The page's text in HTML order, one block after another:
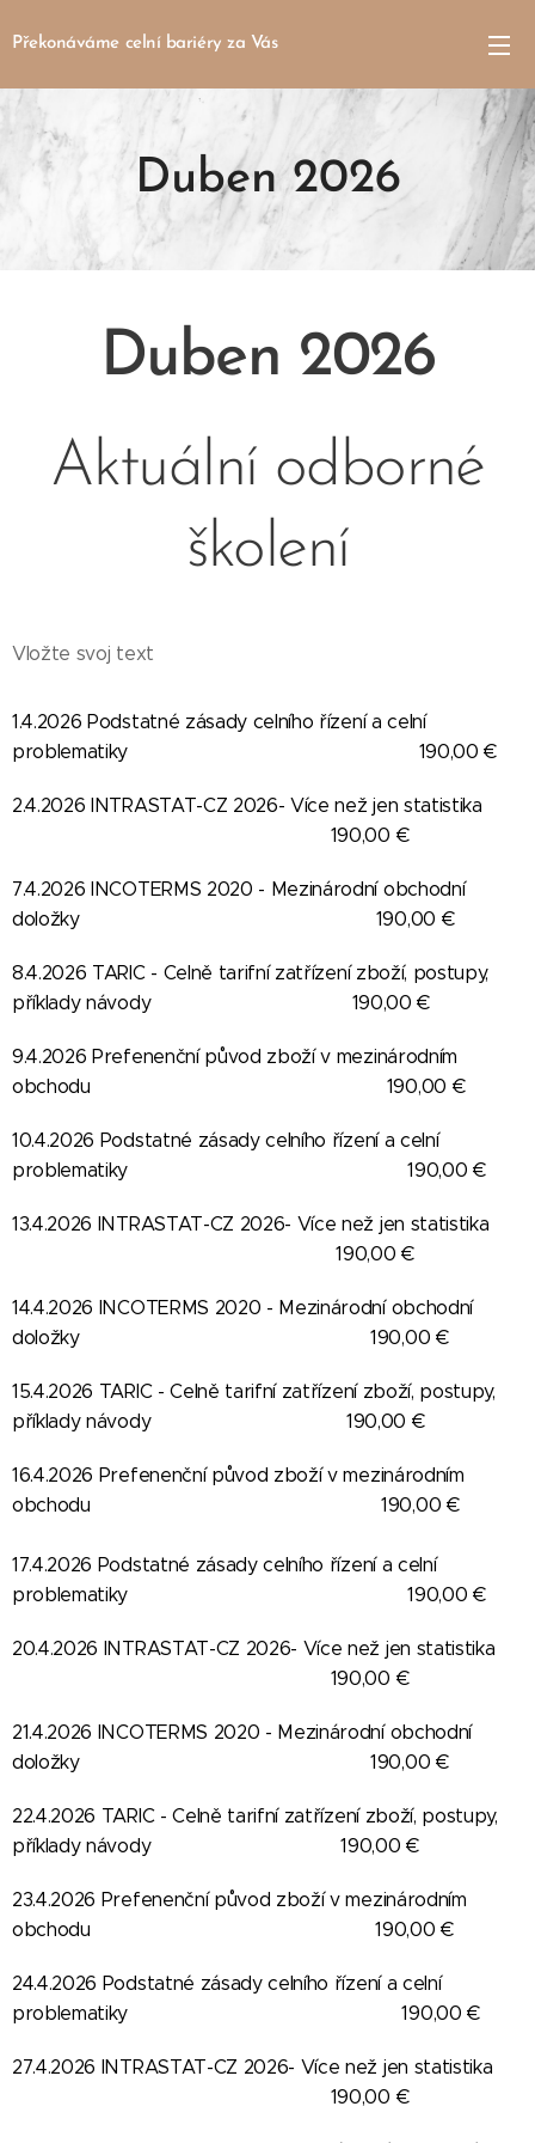
Překonáváme celní bariéry za Vás
Duben 2026
Duben 2026
Aktuální odborné
školení
Vložte svoj text
1.4.2026 Podstatné zásady celního řízení a celní
problematiky 190,00 €
2.4.2026 INTRASTAT-CZ 2026- Více než jen statistika
190,00 €
7.4.2026 INCOTERMS 2020 - Mezinárodní obchodní
doložky 190,00 €
8.4.2026 TARIC - Celně tarifní zatřízení zboží, postupy,
příklady návody 190,00 €
9.4.2026 Prefenenční původ zboží v mezinárodním
obchodu 190,00 €
10.4.2026 Podstatné zásady celního řízení a celní
problematiky 190,00 €
13.4.2026 INTRASTAT-CZ 2026- Více než jen statistika
190,00 €
14.4.2026 INCOTERMS 2020 - Mezinárodní obchodní
doložky 190,00 €
15.4.2026 TARIC - Celně tarifní zatřízení zboží, postupy,
příklady návody 190,00 €
16.4.2026 Prefenenční původ zboží v mezinárodním
obchodu
190,00 €
17.4.2026 Podstatné zásady celního řízení a celní
problematiky 190,00 €
20.4.2026 INTRASTAT-CZ 2026- Více než jen statistika
190,00 €
21.4.2026 INCOTERMS 2020 - Mezinárodní obchodní
doložky 190,00 €
22.4.2026 TARIC - Celně tarifní zatřízení zboží, postupy,
příklady návody 190,00 €
23.4.2026 Prefenenční původ zboží v mezinárodním
obchodu 190,00 €
24.4.2026 Podstatné zásady celního řízení a celní
problematiky 190,00 €
27.4.2026 INTRASTAT-CZ 2026- Více než jen statistika
190,00 €